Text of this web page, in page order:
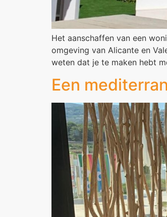
Het aanschaffen van een
omgeving van Alicante en
weten dat je te maken hebt
Een